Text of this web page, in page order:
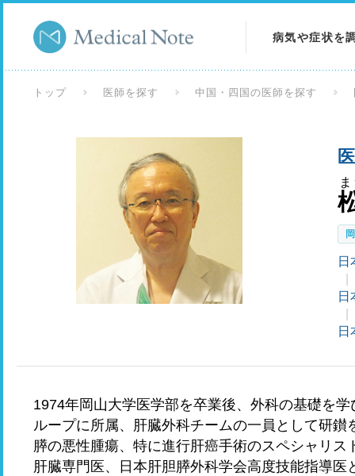
病気や症状を
検査を調べる
トップ 医師を探す 中国・四国の医師を探す
日
日
日
1974年岡山大学医学部を卒業後、外科の基礎を
ループに所属、肝臓外科チームの一員として研
膵の悪性腫瘍、特に進行肝癌手術のスペシャリ
肝臓専門医、日本肝胆膵外科学会高度技能指導